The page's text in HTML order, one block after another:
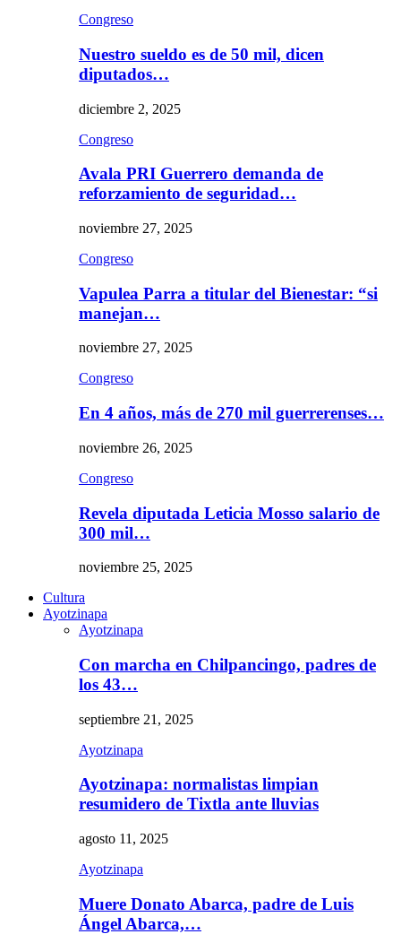
Congreso
Nuestro sueldo es de 50 mil, dicen
diputados…
diciembre 2, 2025
Congreso
Avala PRI Guerrero demanda de
reforzamiento de seguridad…
noviembre 27, 2025
Congreso
Vapulea Parra a titular del Bienestar: “si
manejan…
noviembre 27, 2025
Congreso
En 4 años, más de 270 mil guerrerenses…
noviembre 26, 2025
Congreso
Revela diputada Leticia Mosso salario de
300 mil…
noviembre 25, 2025
Cultura
Ayotzinapa
Ayotzinapa
Con marcha en Chilpancingo, padres de
los 43…
septiembre 21, 2025
Ayotzinapa
Ayotzinapa: normalistas limpian
resumidero de Tixtla ante lluvias
agosto 11, 2025
Ayotzinapa
Muere Donato Abarca, padre de Luis
Ángel Abarca,…